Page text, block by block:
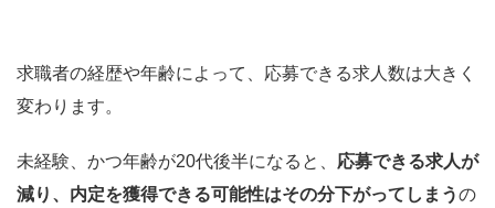
求職者の経歴や年齢によって、応募できる求人数は大きく
変わります。
未経験、かつ年齢が20代後半になると、 応募できる求人が
減り、内定を獲得できる可能性はその分下がってしまうの